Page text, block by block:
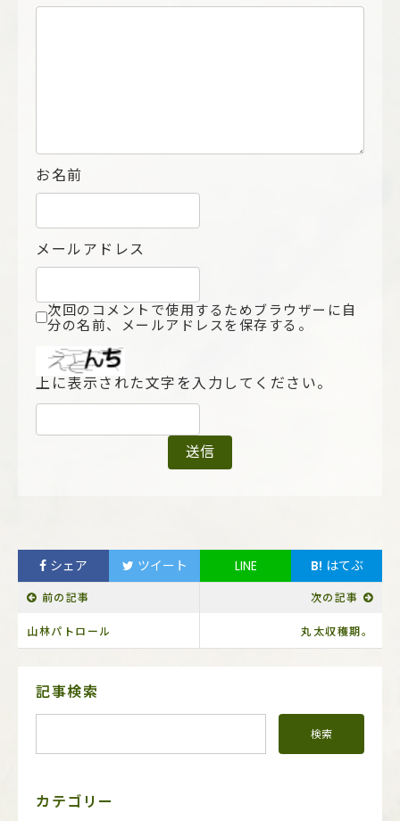
お名前
メールアドレス
次回のコメントで使用するためブラウザーに自
分の名前、メールアドレスを保存する。
上に表示された文字を入力してください。
シェア ツイート LINE B! はてぶ
前の記事
山林パトロール
次の記事
丸太収穫期。
サ
ニ
記事検索
カテゴリー